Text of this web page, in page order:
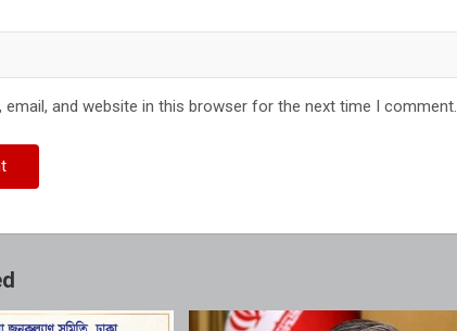
email, and website in this browser for the next time I comment.